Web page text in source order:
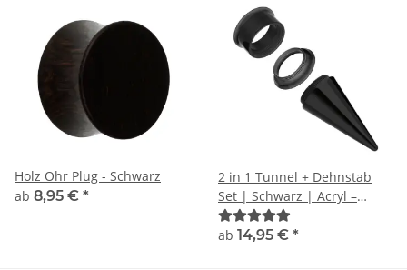
Holz Ohr Plug - Schwarz
ab 8,95 € *
2 in 1 Tunnel + Dehnstab
Set | Schwarz | Acryl –
Kunststoff
ab 14,95 € *